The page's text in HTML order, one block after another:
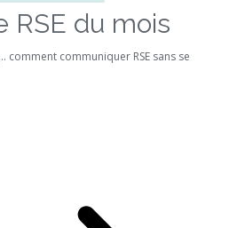
RSE du mois
comment communiquer RSE sans se